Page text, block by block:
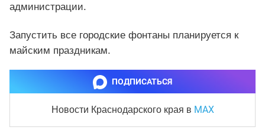
администрации.
Запустить все городские фонтаны планируется к
майским праздникам.
ПОДПИСАТЬСЯ
Новости Краснодарского края в MAX